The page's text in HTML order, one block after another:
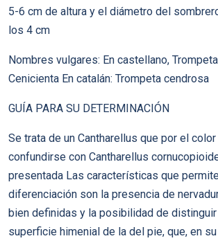
5-6 cm de altura y el diámetro del
los 4 cm
Nombres vulgares: En castellano,
Cenicienta En catalán: Trompeta cendrosa
GUÍA PARA SU DETERMINACIÓN
Se trata de un Cantharellus que por el
confundirse con Cantharellus
presentada Las características que
diferenciación son la presencia de
bien definidas y la posibilidad de
superficie himenial de la del pie, que, en